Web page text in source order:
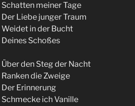
Schatten meiner Tage
Der Liebe junger Traum
Weidet in der Bucht
Deines Schoßes
Über den Steg der Nacht
Ranken die Zweige
Der Erinnerung
Schmecke ich Vanille